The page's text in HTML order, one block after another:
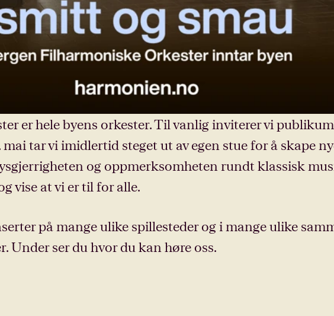
er hele byens orkester. Til vanlig inviterer vi
tar vi imidlertid steget ut av egen stue for å skape
og oppmerksomheten rundt klassisk
vise at vi er til for alle.
på mange ulike spillesteder og i mange ulike
Under ser du hvor du kan høre oss.